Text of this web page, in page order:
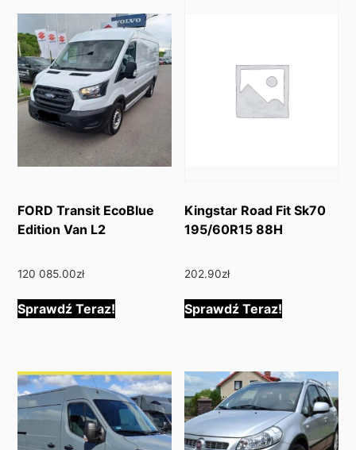
FORD Transit EcoBlue
Edition Van L2
120 085.00zł
Sprawdź Teraz!
Kingstar Road Fit Sk70
195/60R15 88H
202.90zł
Sprawdź Teraz!